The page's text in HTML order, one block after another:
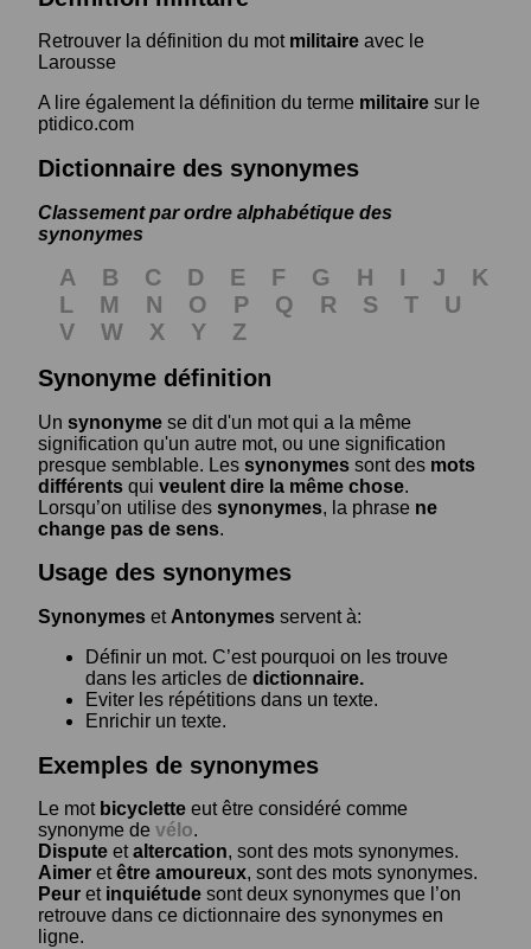
Retrouver la définition du mot militaire avec le
Larousse
A lire également la définition du terme militaire sur le
ptidico.com
Dictionnaire des synonymes
Classement par ordre alphabétique des
synonymes
A B C D E F G H I J
K
L
M N O P Q R S T
U
V
W X Y
Z
Synonyme définition
Un synonyme se dit d'un mot qui a la même
signification qu'un autre mot, ou une signification
presque semblable. Les synonymes sont des mots
différents qui veulent dire la même chose.
Lorsqu’on utilise des synonymes, la phrase ne
change pas de sens.
Usage des synonymes
Synonymes et Antonymes servent à:
Définir un mot. C’est pourquoi on les trouve
dans les articles de dictionnaire.
Eviter les répétitions dans un texte.
Enrichir un texte.
Exemples de synonymes
Le mot bicyclette eut être considéré comme
synonyme de vélo.
Dispute etaltercation, sont des mots synonymes.
Aimer etêtre amoureux, sont des mots synonymes.
Peur et inquiétude sont deux synonymes que l’on
retrouve dans ce dictionnaire des synonymes en
ligne.